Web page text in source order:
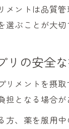
メントは品質
ぶことが大切
リの安全
リメントを摂
担となる場合
方、薬を服用